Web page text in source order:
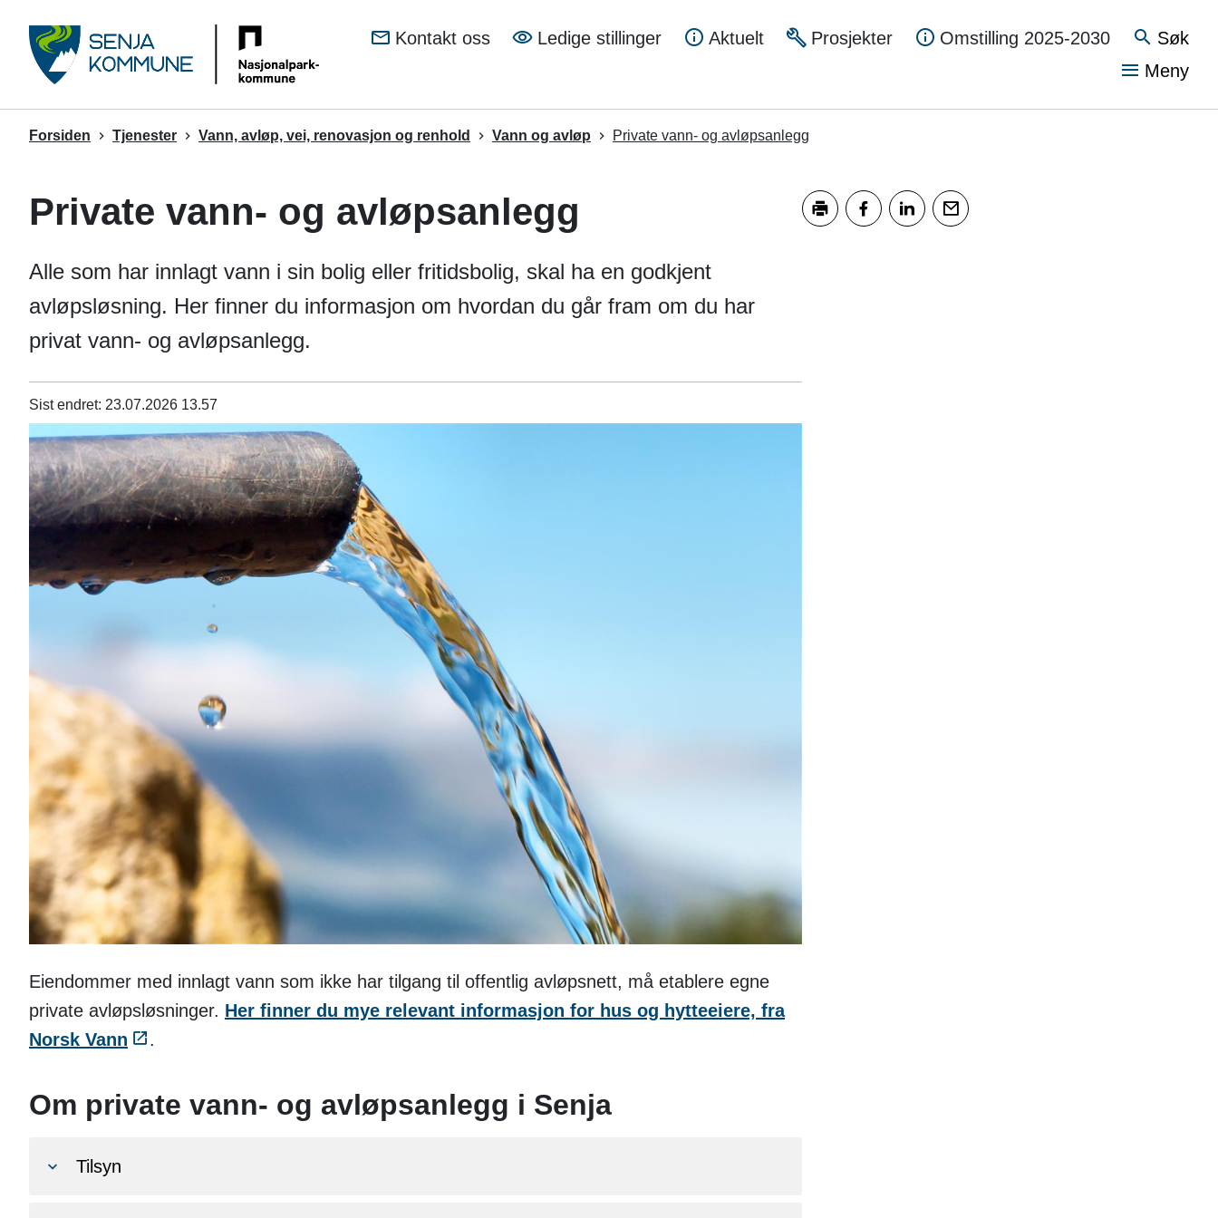
SenjaKontakt oss Ledige stillinger Aktuelt Prosjekter Omstilling 2025-2030
Søk
Vis
Meny
Du
Forsiden Tjenester Vann, avløp, vei, renovasjon og renhold Vann og avløp Private vann- og avløpsanlegg
Private vann- og avløpsanlegg
Alle som har innlagt vann i sin bolig eller fritidsbolig, skal ha en godkjent
avløpsløsning. Her finner du informasjon om hvordan du går fram om du har
privat vann- og avløpsanlegg.
Sist endret 23.07.2026 13.57
Eiendommer med innlagt vann som ikke har tilgang til offentlig avløpsnett, må etablere egne
private avløpsløsninger. Her finner du mye relevant informasjon for hus og hytteeiere, fra
Norsk Vann
.
Om private vann- og avløpsanlegg i Senja
Tilsyn